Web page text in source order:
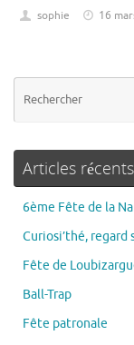
sophie 16
Articles récents
6ème Fête de la
Curiosi’thé, regard
Fête de
Ball-Trap
Fête patronale